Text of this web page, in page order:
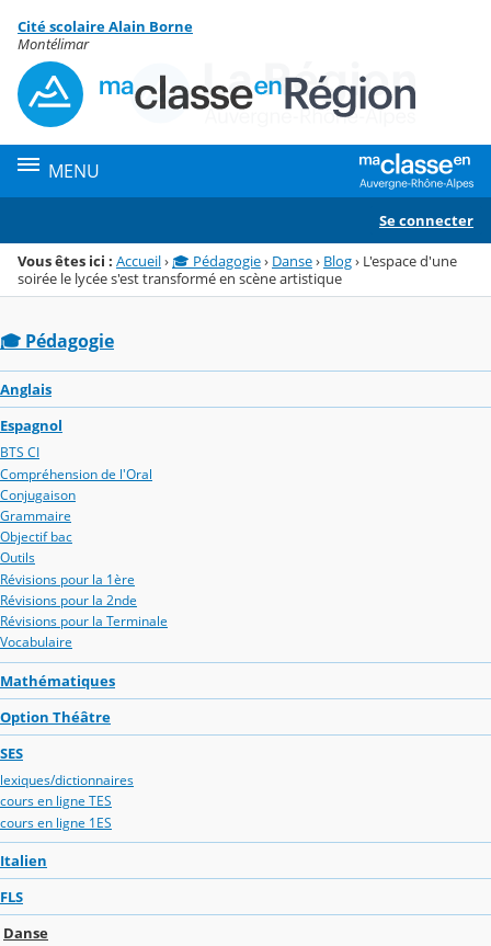
Menu de la rubrique
Contenu
Cité scolaire Alain Borne
Montélimar
MENU
Se connecter
Vous êtes ici : Accueil› 🎓 Pédagogie› Danse› Blog› L'espace d'une
soirée le lycée s'est transformé en scène artistique
🎓 Pédagogie
Anglais
Espagnol
BTS CI
Compréhension de l'Oral
Conjugaison
Grammaire
Objectif bac
Outils
Révisions pour la 1ère
Révisions pour la 2nde
Révisions pour la Terminale
Vocabulaire
Mathématiques
Option Théâtre
SES
lexiques/dictionnaires
cours en ligne TES
cours en ligne 1ES
Italien
FLS
Danse